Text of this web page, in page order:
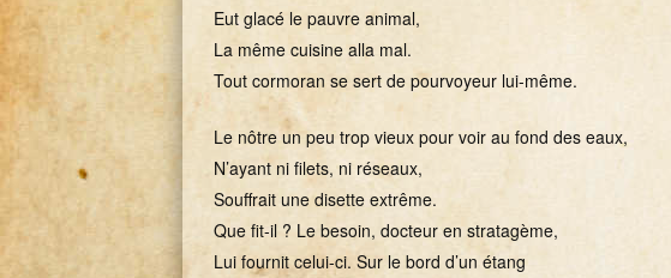
Eut glacé le pauvre animal,
La même cuisine alla mal.
Tout cormoran se sert de pourvoyeur lui-même.
Le nôtre un peu trop vieux pour voir au fond des eaux,
N’ayant ni filets, ni réseaux,
Souffrait une disette extrême.
Que fit-il ? Le besoin, docteur en stratagème,
Lui fournit celui-ci. Sur le bord d’un étang